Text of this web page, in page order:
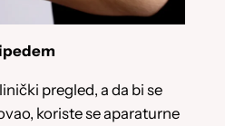
pregled, a da bi se
koriste se aparaturne